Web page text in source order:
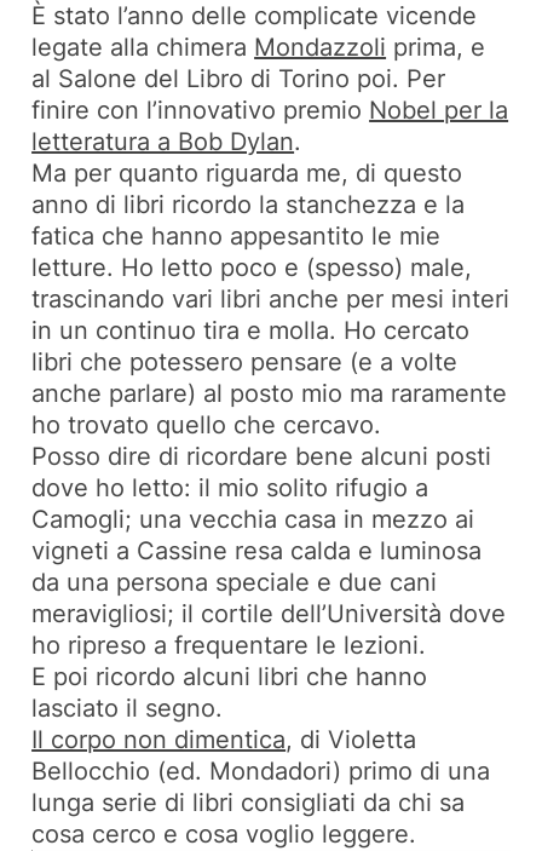
È stato l’anno delle complicate vicende
legate alla chimera Mondazzoli prima, e
al Salone del Libro di Torino poi. Per
finire con l’innovativo premio Nobel per la
letteratura a Bob Dylan.
Ma per quanto riguarda me, di questo
anno di libri ricordo la stanchezza e la
fatica che hanno appesantito le mie
letture. Ho letto poco e (spesso) male,
trascinando vari libri anche per mesi interi
in un continuo tira e molla. Ho cercato
libri che potessero pensare (e a volte
anche parlare) al posto mio ma raramente
ho trovato quello che cercavo.
Posso dire di ricordare bene alcuni posti
dove ho letto: il mio solito rifugio a
Camogli; una vecchia casa in mezzo ai
vigneti a Cassine resa calda e luminosa
da una persona speciale e due cani
meravigliosi; il cortile dell’Università dove
ho ripreso a frequentare le lezioni.
E poi ricordo alcuni libri che hanno
lasciato il segno.
Il corpo non dimentica, di Violetta
Bellocchio (ed. Mondadori) primo di una
lunga serie di libri consigliati da chi sa
cosa cerco e cosa voglio leggere.